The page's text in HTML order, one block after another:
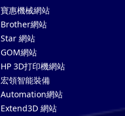
寶惠機械網站
Brother網站
Star 網站
GOM網站
HP 3D打印機網站
宏領智能裝備
Automation網站
Extend3D 網站